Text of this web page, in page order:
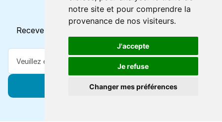
notre site et pour comprendre la
provenance de nos visiteurs.
J'accepte
Je refuse
Changer mes préférences
Horaires et offres actuels
Recevez toutes les mises à jour dans votre e-mail
S'abonner